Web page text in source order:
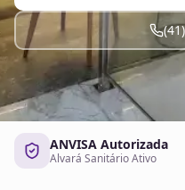
ANVISA Autorizada
Alvará Sanitário Ativo